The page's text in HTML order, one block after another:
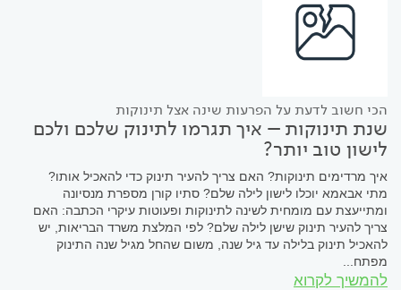
הכי חשוב לדעת על הפרעות שינה אצל תינוקות
שנת תינוקות – איך תגרמו לתינוק שלכם ולכם
לישון טוב יותר?
איך מרדימים תינוקות? האם צריך להעיר תינוק כדי להאכיל אותו?
מתי אבאמא יוכלו לישון לילה שלם? סתיו קורן מספרת מנסיונה
ומתייעצת עם מומחית לשינה לתינוקות ופעוטות עיקרי הכתבה: האם
צריך להעיר תינוק שישן לילה שלם? לפי המלצת משרד הבריאות, יש
להאכיל תינוק בלילה עד גיל שנה, משום שהחל מגיל שנה התינוק
מפתח...
להמשיך לקרוא